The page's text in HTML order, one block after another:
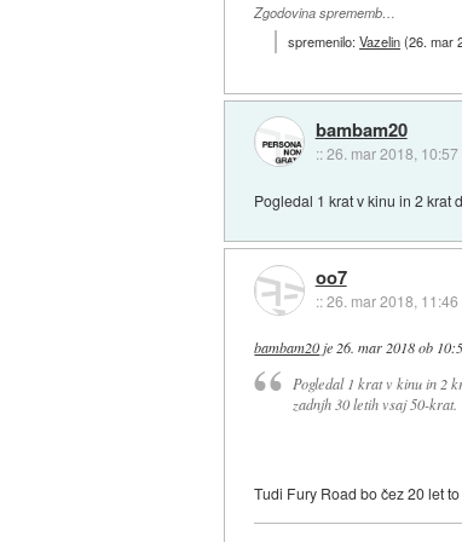
Zgodovina sprememb…
spremenilo:Vazelin(26. mar
bambam20
::26. mar 2018, 10:57
Pogledal 1 krat v kinu in 2 krat
oo7
::26. mar 2018, 11:46
bambam20 je 26. mar 2018 ob
Pogledal 1 krat v kinu in 2
zadnjh 30 letih vsaj 50-krat.
Tudi Fury Road bo čez 20 let